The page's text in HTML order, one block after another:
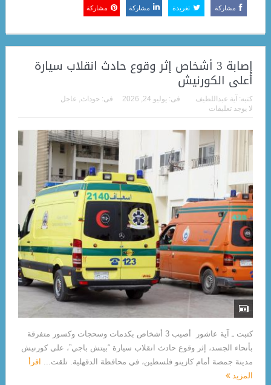
مشاركة تغريدة مشاركة مشاركة
إصابة 3 أشخاص إثر وقوع حادث انقلاب سيارة
أعلى الكورنيش
كتبه: آية عبداللطيف فى: يوليو 24, 2026 فى: حوداث, عاجل
لا يوجد تعليقات
كتبت ـ آية عاشور أصيب 3 أشخاص بكدمات وسحجات وكسور متفرقة
بأنحاء الجسد، إثر وقوع حادث انقلاب سيارة “بيتش باجي”، على كورنيش
مدينة جمصة أمام كازينو فلسطين، في محافظة الدقهلية. تلقت... اقرأ
المزيد